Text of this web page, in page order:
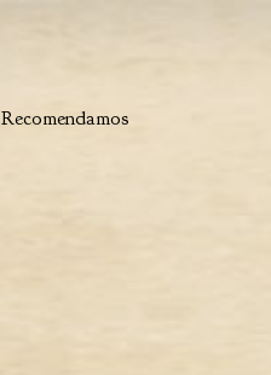
Recomendamos